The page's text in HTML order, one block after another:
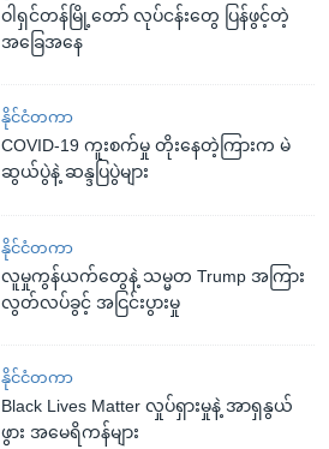
ဝါရှင်တန်မြို့တော် လုပ်ငန်းတွေ ပြန်ဖွင့်တဲ့
အခြေအနေ
နိုင်ငံတကာ
COVID-19 ကူးစက်မှု တိုးနေတဲ့ကြားက မဲ
ဆွယ်ပွဲနဲ့ ဆန္ဒပြပွဲများ
နိုင်ငံတကာ
လူမှုကွန်ယက်တွေနဲ့ သမ္မတ Trump အကြား
လွတ်လပ်ခွင့် အငြင်းပွားမှု
နိုင်ငံတကာ
Black Lives Matter လှုပ်ရှားမှုနဲ့ အာရှနွယ်
ဖွား အမေရိကန်များ